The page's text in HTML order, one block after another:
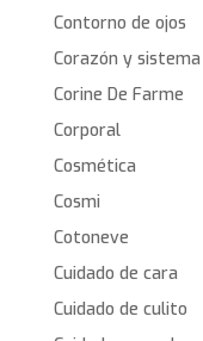
Contorno de ojos
Corazón y
Corine De Farme
Corporal
Cosmética
Cosmi
Cotoneve
Cuidado de cara
Cuidado de culito